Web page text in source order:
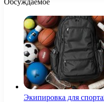
Экипировка для